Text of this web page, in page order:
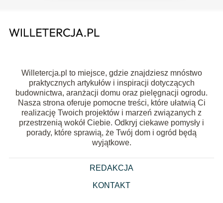
Willetercja.pl to miejsce, gdzie znajdziesz mnóstwo
praktycznych artykułów i inspiracji dotyczących
budownictwa, aranżacji domu oraz pielęgnacji ogrodu.
Nasza strona oferuje pomocne treści, które ułatwią Ci
realizację Twoich projektów i marzeń związanych z
przestrzenią wokół Ciebie. Odkryj ciekawe pomysły i
porady, które sprawią, że Twój dom i ogród będą
wyjątkowe.
REDAKCJA
KONTAKT